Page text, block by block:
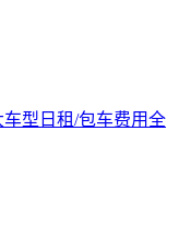
型日租/包车费用全